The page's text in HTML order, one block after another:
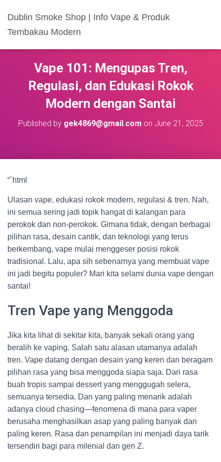
Dublin Smoke Shop | Info Vape & Produk
Tembakau Modern
Vape 101: Mengupas Tren,
Regulasi, dan Edukasi Rokok
Modern dengan Santai
Published by gek4869@gmail.com on June 21, 2025
“`html
Ulasan vape, edukasi rokok modern, regulasi & tren. Nah,
ini semua sering jadi topik hangat di kalangan para
perokok dan non-perokok. Gimana tidak, dengan berbagai
pilihan rasa, desain cantik, dan teknologi yang terus
berkembang, vape mulai menggeser posisi rokok
tradisional. Lalu, apa sih sebenarnya yang membuat vape
ini jadi begitu populer? Mari kita selami dunia vape dengan
santai!
Tren Vape yang Menggoda
Jika kita lihat di sekitar kita, banyak sekali orang yang
beralih ke vaping. Salah satu alasan utamanya adalah
tren. Vape datang dengan desain yang keren dan beragam
pilihan rasa yang bisa menggoda siapa saja. Dari rasa
buah tropis sampai dessert yang menggugah selera,
semuanya tersedia. Dan yang paling menarik adalah
adanya cloud chasing—fenomena di mana para vaper
berusaha menghasilkan asap yang paling banyak dan
paling keren. Rasa dan penampilan ini menjadi daya tarik
tersendiri bagi para milenial dan gen Z.